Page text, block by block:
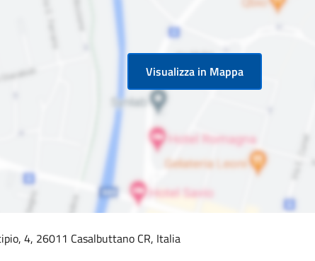
Visualizza in Mappa
4, 26011 Casalbuttano CR, Italia